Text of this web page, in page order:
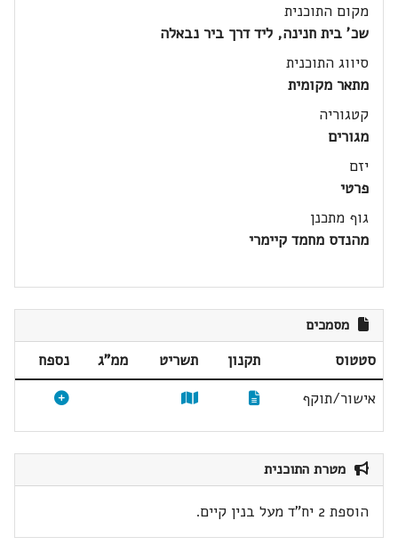
מקום התוכנית
שכ' בית חנינה, ליד דרך ביר נבאלה
סיווג התוכנית
מתאר מקומית
קטגוריה
מגורים
יזם
פרטי
גוף מתכנן
מהנדס מחמד קיימרי
מסמכים
סטטוס תקנון תשריט ממ"ג
נספח
אישור/תוקף
מטרת התוכנית
הוספת 2 יח"ד מעל בנין קיים.